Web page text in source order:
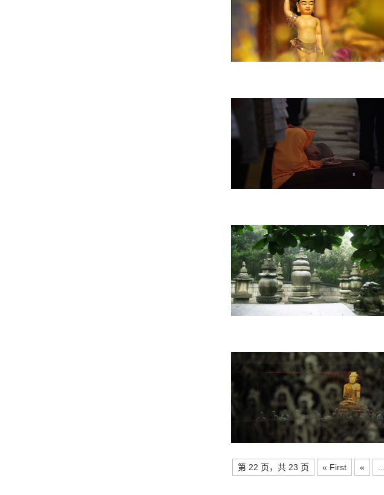
第 22 页，共 23 页 « First «